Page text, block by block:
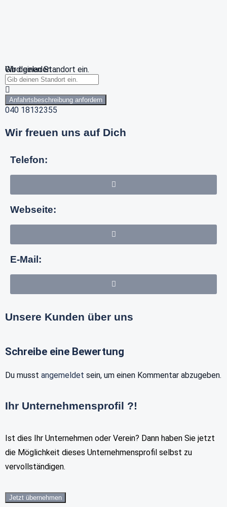
Wird geladen …
Gib deinen Standort ein.
Anfahrtsbeschreibung anfordern
040 18132355
Wir freuen uns auf Dich
Telefon:
Webseite:
E-Mail:
Unsere Kunden über uns
Schreibe eine Bewertung
Du musst angemeldet sein, um einen Kommentar abzugeben.
Ihr Unternehmensprofil ?!
Ist dies Ihr Unternehmen oder Verein? Dann haben Sie jetzt
die Möglichkeit dieses Unternehmensprofil selbst zu
vervollständigen.
Jetzt übernehmen